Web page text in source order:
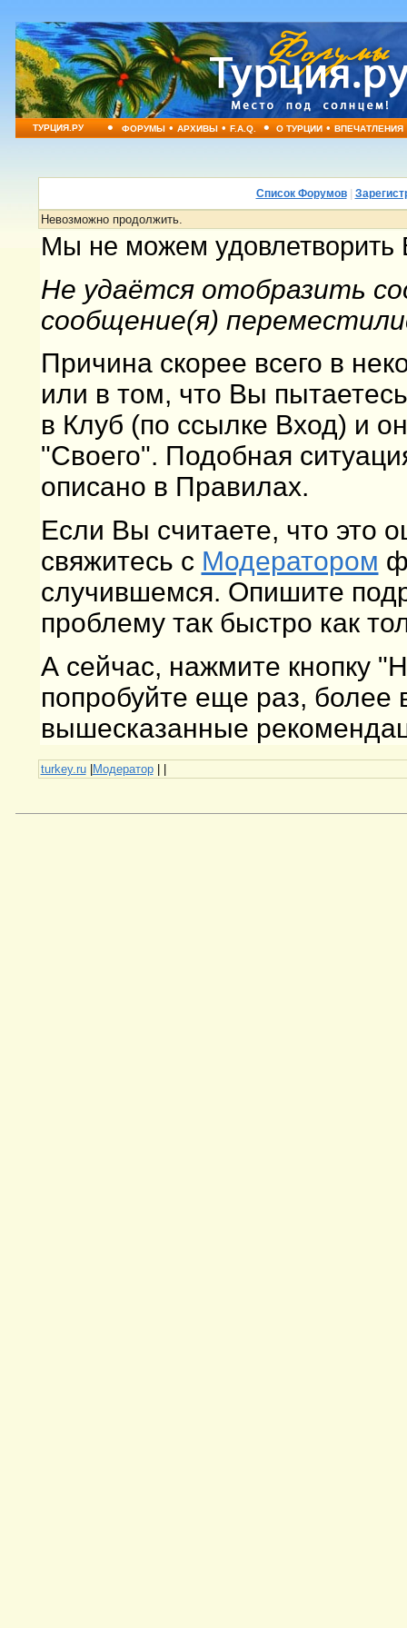
ТУРЦИЯ.РУ • ФОРУМЫ•АРХИВЫ•F.A.Q. • О ТУРЦИИ•ВПЕЧАТЛЕНИЯ
Список Форумов|
Невозможно продолжить.
Мы не можем удовлетворить
Не удаётся отобразить
сообщение(я)
Причина скорее всего в
или в том, что Вы
в Клуб (по ссылке Вход) и
"Своего". Подобная
описано в Правилах.
Если Вы считаете, что это
свяжитесь с Модератором
случившемся. Опишите
проблему так быстро как
А сейчас, нажмите кнопку
попробуйте еще раз, более
вышесказанные
turkey.ru|Модератор| |